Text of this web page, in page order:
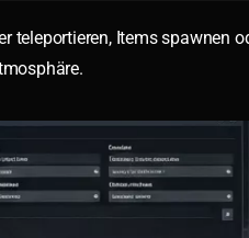
teleportieren, Items spawnen